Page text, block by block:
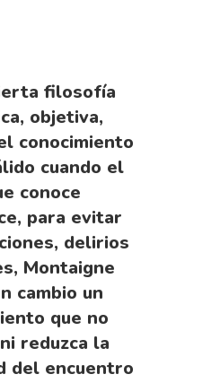
filosofía
objetiva,
conocimiento
cuando el
conoce
para evitar
delirios
Montaigne
cambio un
que no
reduzca la
del encuentro